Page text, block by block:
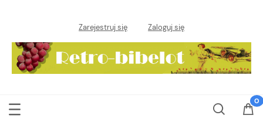
Zarejestruj się Zaloguj się